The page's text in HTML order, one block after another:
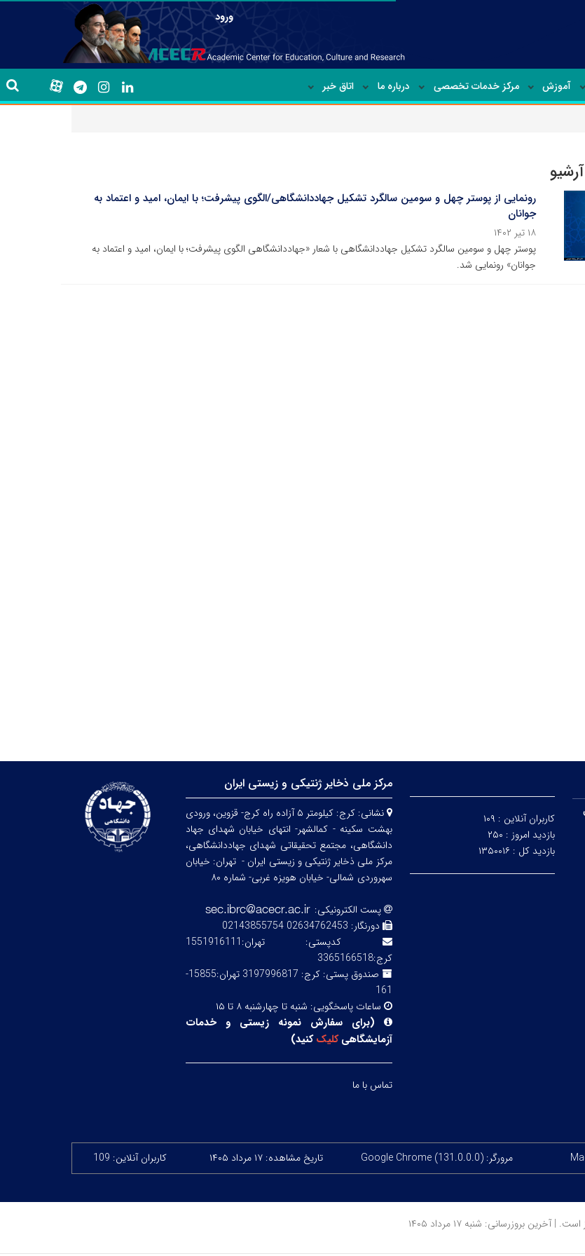
ورود
آموزش مرکز خدمات تخصصی درباره ما اتاق خبر
رونمایی از پوستر چهل و سومین سالگرد تشکیل جهاددانشگاهی/الگوی پیشرفت؛ با ایمان، امید و اعتماد به
جوانان
۱۸ تیر ۱۴۰۲
پوستر چهل و سومین سالگرد تشکیل جهاددانشگاهی با شعار «جهاددانشگاهی الگوی پیشرفت؛ با ایمان، امید و اعتماد به
جوانان» رونمایی شد.
کاربران آنلاین : ۱۰۹
بازدید امروز : ۲۵۰
بازدید کل : ۱۳۵۰۰۱۶
مرکز ملی ذخایر ژنتیکی و زیستی ایران
نشانی:
کرج: کیلومتر ۵ آزاده راه کرج- قزوین، ورودی
بهشت سکینه - کمالشهر- انتهای خیابان شهدای جهاد
دانشگاهی، مجتمع تحقیقاتی شهدای جهاددانشگاهی،
مرکز ملی ذخایر ژنتیکی و زیستی ایران - تهران: خیابان
سهروردی شمالی- خیابان هویزه غربی- شماره ۸۰
پست الکترونیکی:
دورنگار: 02634762453 02143855754
کدپستی:
تهران:1551916111
کرج:3365166518
صندوق پستی:
کرج: 3197996817 تهران:15855-
161
ساعات پاسخگویی: شنبه تا چهارشنبه ۸ تا ۱۵
(برای سفارش نمونه زیستی و خدمات
آزمایشگاهیکلیککنید)
تماس با ما
مرورگر: Google Chrome (131.0.0.0) تاریخ مشاهده: ۱۷ مرداد ۱۴۰۵ کاربران آنلاین: 109
بروزرسانی: شنبه ۱۷ مرداد ۱۴۰۵